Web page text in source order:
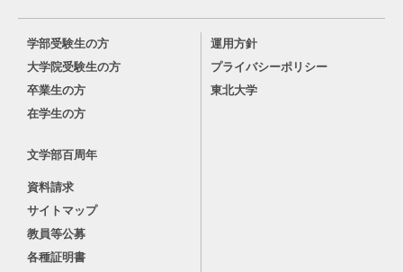
学部受験生の方
大学院受験生の方
卒業生の方
在学生の方
文学部百周年
資料請求
サイトマップ
教員等公募
各種証明書
運用方針
プライバシーポリシー
東北大学